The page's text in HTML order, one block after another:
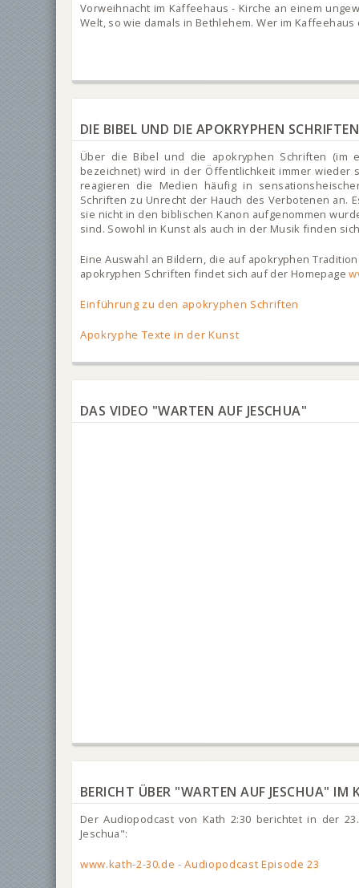
Vorweihnacht im Kaffeehaus - Kirche an einem
Welt, so wie damals in Bethlehem. Wer im
DIE BIBEL UND DIE APOKRYPHEN SCHRIFTEN
Über die Bibel und die apokryphen Schriften (im
bezeichnet) wird in der Öffentlichkeit immer
reagieren die Medien häufig in
Schriften zu Unrecht der Hauch des Verbotenen an.
sie nicht in den biblischen Kanon aufgenommen
sind. Sowohl in Kunst als auch in der Musik finden
Eine Auswahl an Bildern, die auf apokryphen
apokryphen Schriften findet sich auf der Homepage
Einführung zu den apokryphen Schriften
Apokryphe Texte in der Kunst
DAS VIDEO "WARTEN AUF JESCHUA"
BERICHT ÜBER "WARTEN AUF JESCHUA"
Der Audiopodcast von Kath 2:30 berichtet in der
Jeschua":
www.kath-2-30.de - Audiopodcast Episode 23